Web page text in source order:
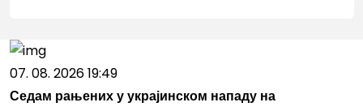
07. 08. 2026 19:49
Седам рањених у украјинском нападу на